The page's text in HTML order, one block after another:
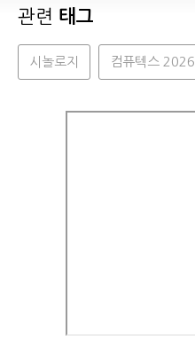
관련 태그
시놀로지 컴퓨텍스 2026